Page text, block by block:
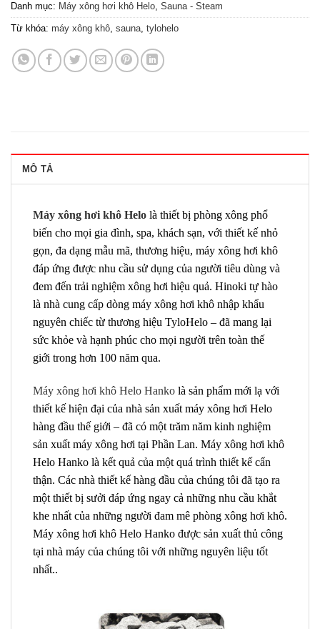
Danh mục: Máy xông hơi khô Helo, Sauna - Steam
Từ khóa: máy xông khô, sauna, tylohelo
MÔ TẢ
Máy xông hơi khô Helo là thiết bị phòng xông phổ
biến cho mọi gia đình, spa, khách sạn, với thiết kế nhỏ
gọn, đa dạng mẫu mã, thương hiệu, máy xông hơi khô
đáp ứng được nhu cầu sử dụng của người tiêu dùng và
đem đến trải nghiệm xông hơi hiệu quả. Hinoki tự hào
là nhà cung cấp dòng máy xông hơi khô nhập khẩu
nguyên chiếc từ thương hiệu TyloHelo – đã mang lại
sức khỏe và hạnh phúc cho mọi người trên toàn thế
giới trong hơn 100 năm qua.
Máy xông hơi khô Helo Hanko là sản phẩm mới lạ với
thiết kế hiện đại của nhà sản xuất máy xông hơi Helo
hàng đầu thế giới – đã có một trăm năm kinh nghiệm
sản xuất máy xông hơi tại Phần Lan. Máy xông hơi khô
Helo Hanko là kết quả của một quá trình thiết kế cẩn
thận. Các nhà thiết kế hàng đầu của chúng tôi đã tạo ra
một thiết bị sưởi đáp ứng ngay cả những nhu cầu khắt
khe nhất của những người đam mê phòng xông hơi khô.
Máy xông hơi khô Helo Hanko được sản xuất thủ công
tại nhà máy của chúng tôi với những nguyên liệu tốt
nhất..